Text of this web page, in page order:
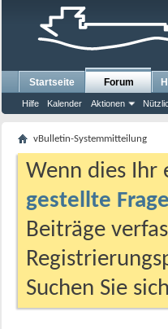
Startseite Forum
Hilfe Kalender Aktionen
vBulletin-Systemmitteilung
Wenn dies Ihr
gestellte
Beiträge
Suchen Sie